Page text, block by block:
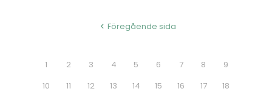
Föregående sida
1 2 3 4 5 6 7 8
9
10
11 12 13 14 15 16 17
18